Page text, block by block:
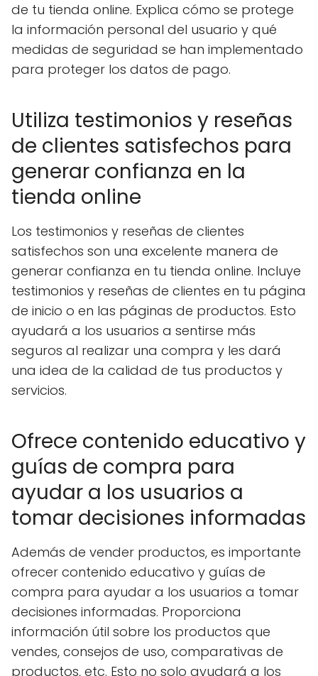
de tu tienda online. Explica cómo se protege
la información personal del usuario y qué
medidas de seguridad se han implementado
para proteger los datos de pago.
Utiliza testimonios y reseñas
de clientes satisfechos para
generar confianza en la
tienda online
Los testimonios y reseñas de clientes
satisfechos son una excelente manera de
generar confianza en tu tienda online. Incluye
testimonios y reseñas de clientes en tu página
de inicio o en las páginas de productos. Esto
ayudará a los usuarios a sentirse más
seguros al realizar una compra y les dará
una idea de la calidad de tus productos y
servicios.
Ofrece contenido educativo y
guías de compra para
ayudar a los usuarios a
tomar decisiones informadas
Además de vender productos, es importante
ofrecer contenido educativo y guías de
compra para ayudar a los usuarios a tomar
decisiones informadas. Proporciona
información útil sobre los productos que
vendes, consejos de uso, comparativas de
productos, etc. Esto no solo ayudará a los